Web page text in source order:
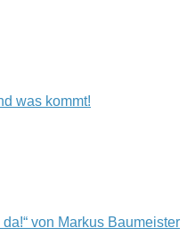
was kommt!
von Markus Baumeister